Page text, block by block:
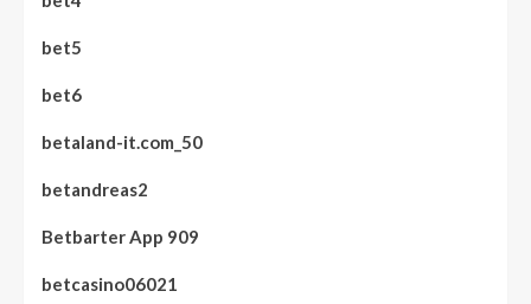
bet5
bet6
betaland-it.com_50
betandreas2
Betbarter App 909
betcasino06021